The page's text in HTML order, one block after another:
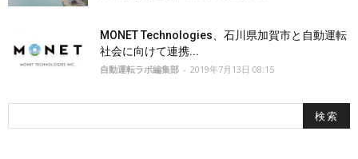
MONET Technologies、石川県加賀市と自動運転
社会に向けて連携...
自動運転ラボ編集部 - 2019年7月13日 08:15